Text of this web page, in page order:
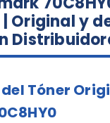
Original y
Tóner